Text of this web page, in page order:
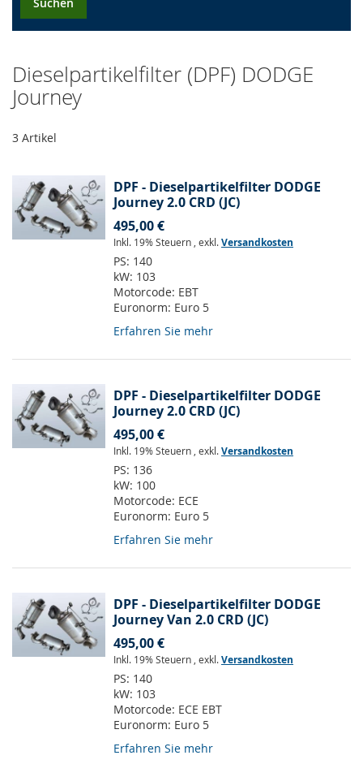
Suchen
Dieselpartikelfilter (DPF) DODGE
Journey
3 Artikel
DPF - Dieselpartikelfilter DODGE
Journey 2.0 CRD (JC)
495,00 €
Inkl. 19% Steuern , exkl.Versandkosten
PS: 140
kW: 103
Motorcode: EBT
Euronorm: Euro 5
Erfahren Sie mehr
DPF - Dieselpartikelfilter DODGE
Journey 2.0 CRD (JC)
495,00 €
Inkl. 19% Steuern , exkl.Versandkosten
PS: 136
kW: 100
Motorcode: ECE
Euronorm: Euro 5
Erfahren Sie mehr
DPF - Dieselpartikelfilter DODGE
Journey Van 2.0 CRD (JC)
495,00 €
Inkl. 19% Steuern , exkl.Versandkosten
PS: 140
kW: 103
Motorcode: ECE EBT
Euronorm: Euro 5
Erfahren Sie mehr